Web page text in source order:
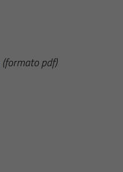
(formato pdf)